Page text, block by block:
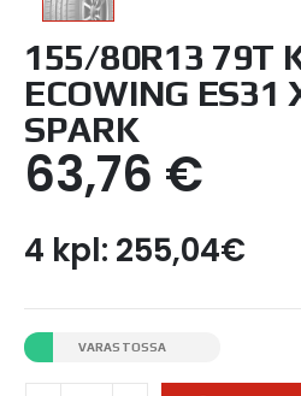
155/80R13 79T
ECOWING ES31
SPARK
63,76 €
4 kpl: 255,04€
VARASTOSSA